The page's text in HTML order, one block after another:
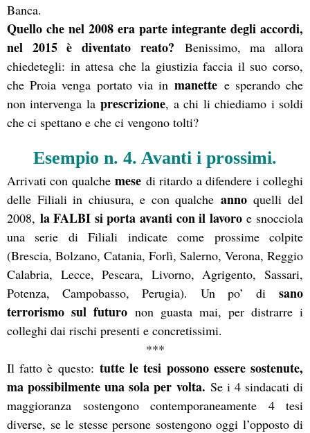
Banca.
Quello che nel 2008 era parte integrante degli accordi,
nel 2015 è diventato reato? Benissimo, ma allora
chiedetegli: in attesa che la giustizia faccia il suo corso,
che Proia venga portato via inmanette e sperando che
non intervenga laprescrizione, a chi li chiediamo i soldi
che ci spettano e che ci vengono tolti?
Esempio n. 4. Avanti i prossimi.
Arrivati con qualchemese di ritardo a difendere i colleghi
delle Filiali in chiusura, e con qualche annoquelli del
2008, la FALBI si porta avanti con il lavoroe snocciola
una serie di Filiali indicate come prossime colpite
(Brescia, Bolzano, Catania, Forlì, Salerno, Verona, Reggio
Calabria, Lecce, Pescara, Livorno, Agrigento, Sassari,
Potenza, Campobasso, Perugia). Un po’ di sano
terrorismo sul futuro non guasta mai, per distrarre i
colleghi dai rischi presenti e concretissimi.
***
Il fatto è questo: tutte le tesi possono essere sostenute,
ma possibilmente una sola per volta. Se i 4 sindacati di
maggioranza sostengono contemporaneamente 4 tesi
diverse, se le stesse persone sostengono oggi l’opposto di